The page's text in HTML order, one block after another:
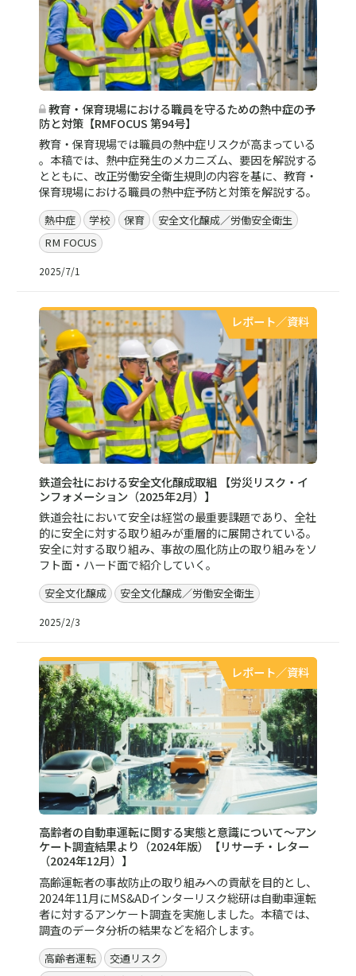
教育・保育現場における職員を守るための熱中症の予
防と対策【RMFOCUS 第94号】
教育・保育現場では職員の熱中症リスクが高まっている
。本稿では、熱中症発生のメカニズム、要因を解説する
とともに、改正労働安全衛生規則の内容を基に、教育・
保育現場における職員の熱中症予防と対策を解説する。
熱中症 学校 保育
安全文化醸成／労働安全衛生
RM FOCUS
2025/7/1
レポート／資料
鉄道会社における安全文化醸成取組 【労災リスク・イ
ンフォメーション（2025年2月）】
鉄道会社において安全は経営の最重要課題であり、全社
的に安全に対する取り組みが重層的に展開されている。
安全に対する取り組み、事故の風化防止の取り組みをソ
フト面・ハード面で紹介していく。
安全文化醸成 安全文化醸成／労働安全衛生
2025/2/3
レポート／資料
高齢者の自動車運転に関する実態と意識について～アン
ケート調査結果より（2024年版）【リサーチ・レター
（2024年12月）】
高齢運転者の事故防止の取り組みへの貢献を目的とし、
2024年11月にMS&ADインターリスク総研は自動車運転
者に対するアンケート調査を実施しました。本稿では、
調査のデータ分析の結果などを紹介します。
高齢者運転
交通リスク